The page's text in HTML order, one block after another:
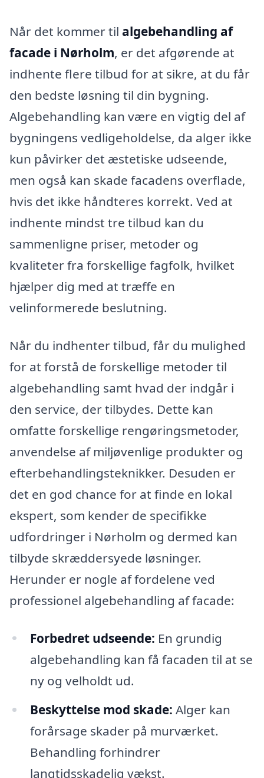
Når det kommer til algebehandling af
facade i Nørholm, er det afgørende at
indhente flere tilbud for at sikre, at du får
den bedste løsning til din bygning.
Algebehandling kan være en vigtig del af
bygningens vedligeholdelse, da alger ikke
kun påvirker det æstetiske udseende,
men også kan skade facadens overflade,
hvis det ikke håndteres korrekt. Ved at
indhente mindst tre tilbud kan du
sammenligne priser, metoder og
kvaliteter fra forskellige fagfolk, hvilket
hjælper dig med at træffe en
velinformerede beslutning.
Når du indhenter tilbud, får du mulighed
for at forstå de forskellige metoder til
algebehandling samt hvad der indgår i
den service, der tilbydes. Dette kan
omfatte forskellige rengøringsmetoder,
anvendelse af miljøvenlige produkter og
efterbehandlingsteknikker. Desuden er
det en god chance for at finde en lokal
ekspert, som kender de specifikke
udfordringer i Nørholm og dermed kan
tilbyde skræddersyede løsninger.
Herunder er nogle af fordelene ved
professionel algebehandling af facade:
Forbedret udseende: En grundig
algebehandling kan få facaden til at se
ny og velholdt ud.
Beskyttelse mod skade: Alger kan
forårsage skader på murværket.
Behandling forhindrer
langtidsskadelig vækst.